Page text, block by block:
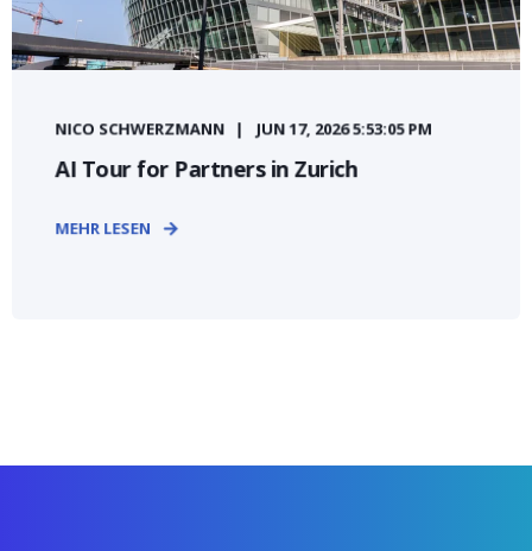
NICO SCHWERZMANN JUN 17, 2026 5:53:05 PM
AI Tour for Partners in Zurich
MEHR LESEN